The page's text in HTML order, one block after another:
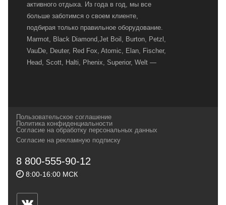
активного отдыха. Из года в год, мы все
больше заботимся о своем клиенте,
подбирая только правильное оборудование.
Marmot, Black Diamond,Jet Boil, Burton, Petzl,
VauDe, Deuter, Red Fox, Atomic, Elan, Fischer,
Head, Scott, Halti, Phenix, Superior, Welt —
и взыскательных путешественников,
спортсменов и отдыхающих.
Геннадьевич
ИНН 590300057023 ОГРН 304590319000121
ул.Советская, 25, магазин Басег.
Пользовательское соглашение
Политика конфиденциальности
Согласие на обработку персональных данных
Согласие на рекламную подписку
8 800-555-90-12
8:00-16:00 МСК